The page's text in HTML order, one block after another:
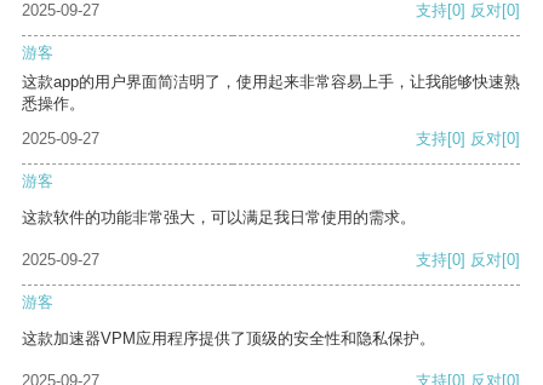
2025-09-27
支持[0] 反对[0]
游客
这款app的用户界面简洁明了，使用起来非常容易上手，让我能够快速熟
悉操作。
2025-09-27
支持[0] 反对[0]
游客
这款软件的功能非常强大，可以满足我日常使用的需求。
2025-09-27 支持[0] 反对[0]
游客
这款加速器VPM应用程序提供了顶级的安全性和隐私保护。
2025-09-27 支持[0] 反对[0]